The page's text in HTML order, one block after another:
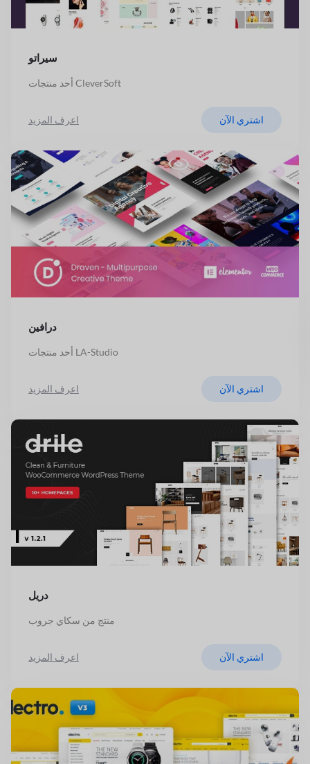
سيراتو
أحد منتجات CleverSoft
اعرف المزيد اشتري الآن
درافين
أحد منتجات LA-Studio
اعرف المزيد اشتري الآن
دريل
منتج من سكاي جروب
اعرف المزيد اشتري الآن